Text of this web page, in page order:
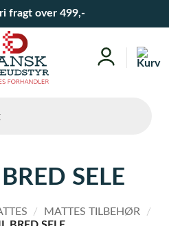
fragt over 499,-
SELE
/ MATTES TILBEHØR
/